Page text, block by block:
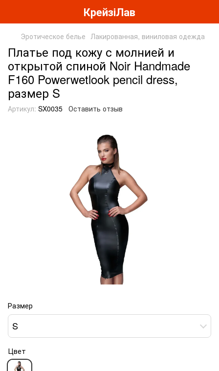
КрейзіЛав
Эротическое белье Лакированная, виниловая одежда
Платье под кожу с молнией и
открытой спиной Noir Handmade
F160 Powerwetlook pencil dress,
размер S
Артикул: SX0035 Оставить отзыв
Размер
S
Цвет